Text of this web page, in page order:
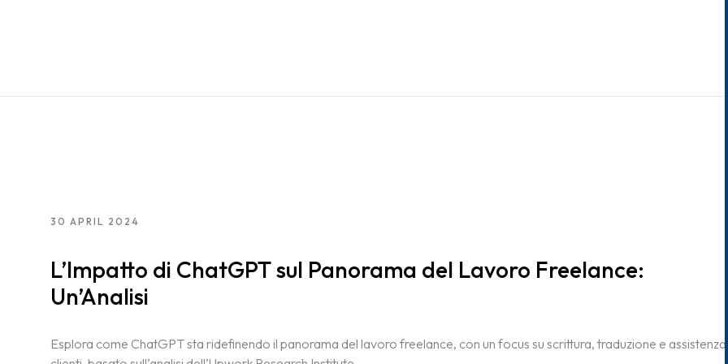
30 APRIL 2024
L’Impatto di ChatGPT sul Panorama del Lavoro Freelance:
Un’Analisi
Esplora come ChatGPT sta ridefinendo il panorama del lavoro freelance, con un focus su scrittura, traduzione e assistenza